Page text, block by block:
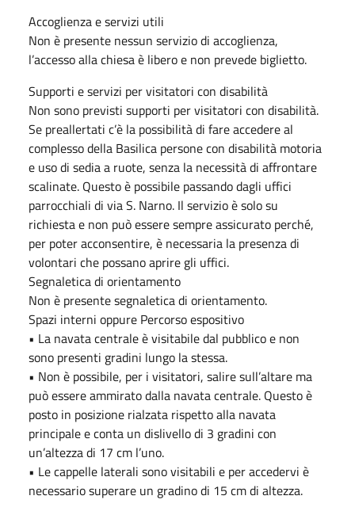
Accoglienza e servizi utili
Non è presente nessun servizio di accoglienza,
l’accesso alla chiesa è libero e non prevede biglietto.
Supporti e servizi per visitatori con disabilità
Non sono previsti supporti per visitatori con disabilità.
Se preallertati c’è la possibilità di fare accedere al
complesso della Basilica persone con disabilità motoria
e uso di sedia a ruote, senza la necessità di affrontare
scalinate. Questo è possibile passando dagli uffici
parrocchiali di via S. Narno. Il servizio è solo su
richiesta e non può essere sempre assicurato perché,
per poter acconsentire, è necessaria la presenza di
volontari che possano aprire gli uffici.
Segnaletica di orientamento
Non è presente segnaletica di orientamento.
Spazi interni oppure Percorso espositivo
• La navata centrale è visitabile dal pubblico e non
sono presenti gradini lungo la stessa.
• Non è possibile, per i visitatori, salire sull’altare ma
può essere ammirato dalla navata centrale. Questo è
posto in posizione rialzata rispetto alla navata
principale e conta un dislivello di 3 gradini con
un’altezza di 17 cm l’uno.
• Le cappelle laterali sono visitabili e per accedervi è
necessario superare un gradino di 15 cm di altezza.